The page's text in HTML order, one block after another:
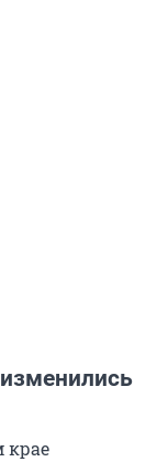
крае